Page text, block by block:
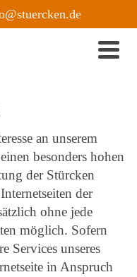
an unserem
besonders hohen
der Stürcken
der
ohne jede
möglich. Sofern
Services unseres
in Anspruch